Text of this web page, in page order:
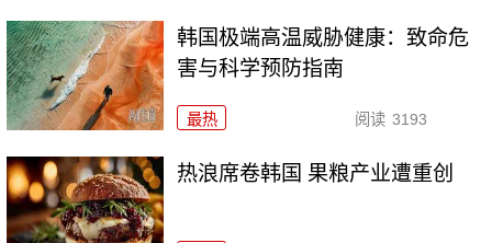
韩国极端高温威胁健康：致命危
害与科学预防指南
最热 阅读 3193
热浪席卷韩国 果粮产业遭重创